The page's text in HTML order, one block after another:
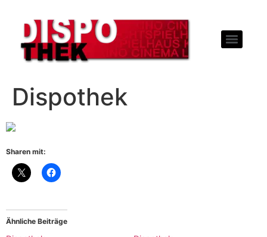
Dispothek
Sharen mit:
Ähnliche Beiträge